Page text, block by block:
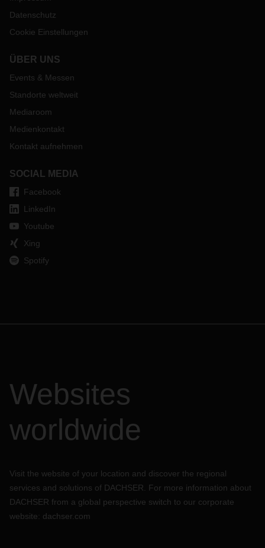
Datenschutz
Cookie Einstellungen
ÜBER UNS
Events & Messen
Standorte weltweit
Mediaroom
Medienkontakt
Kontakt aufnehmen
SOCIAL MEDIA
Facebook
LinkedIn
Youtube
Xing
Spotify
Websites
worldwide
Visit the website of your location and discover the regional
services and solutions of DACHSER. For more information about
DACHSER from a global perspective switch to our corporate
website: dachser.com